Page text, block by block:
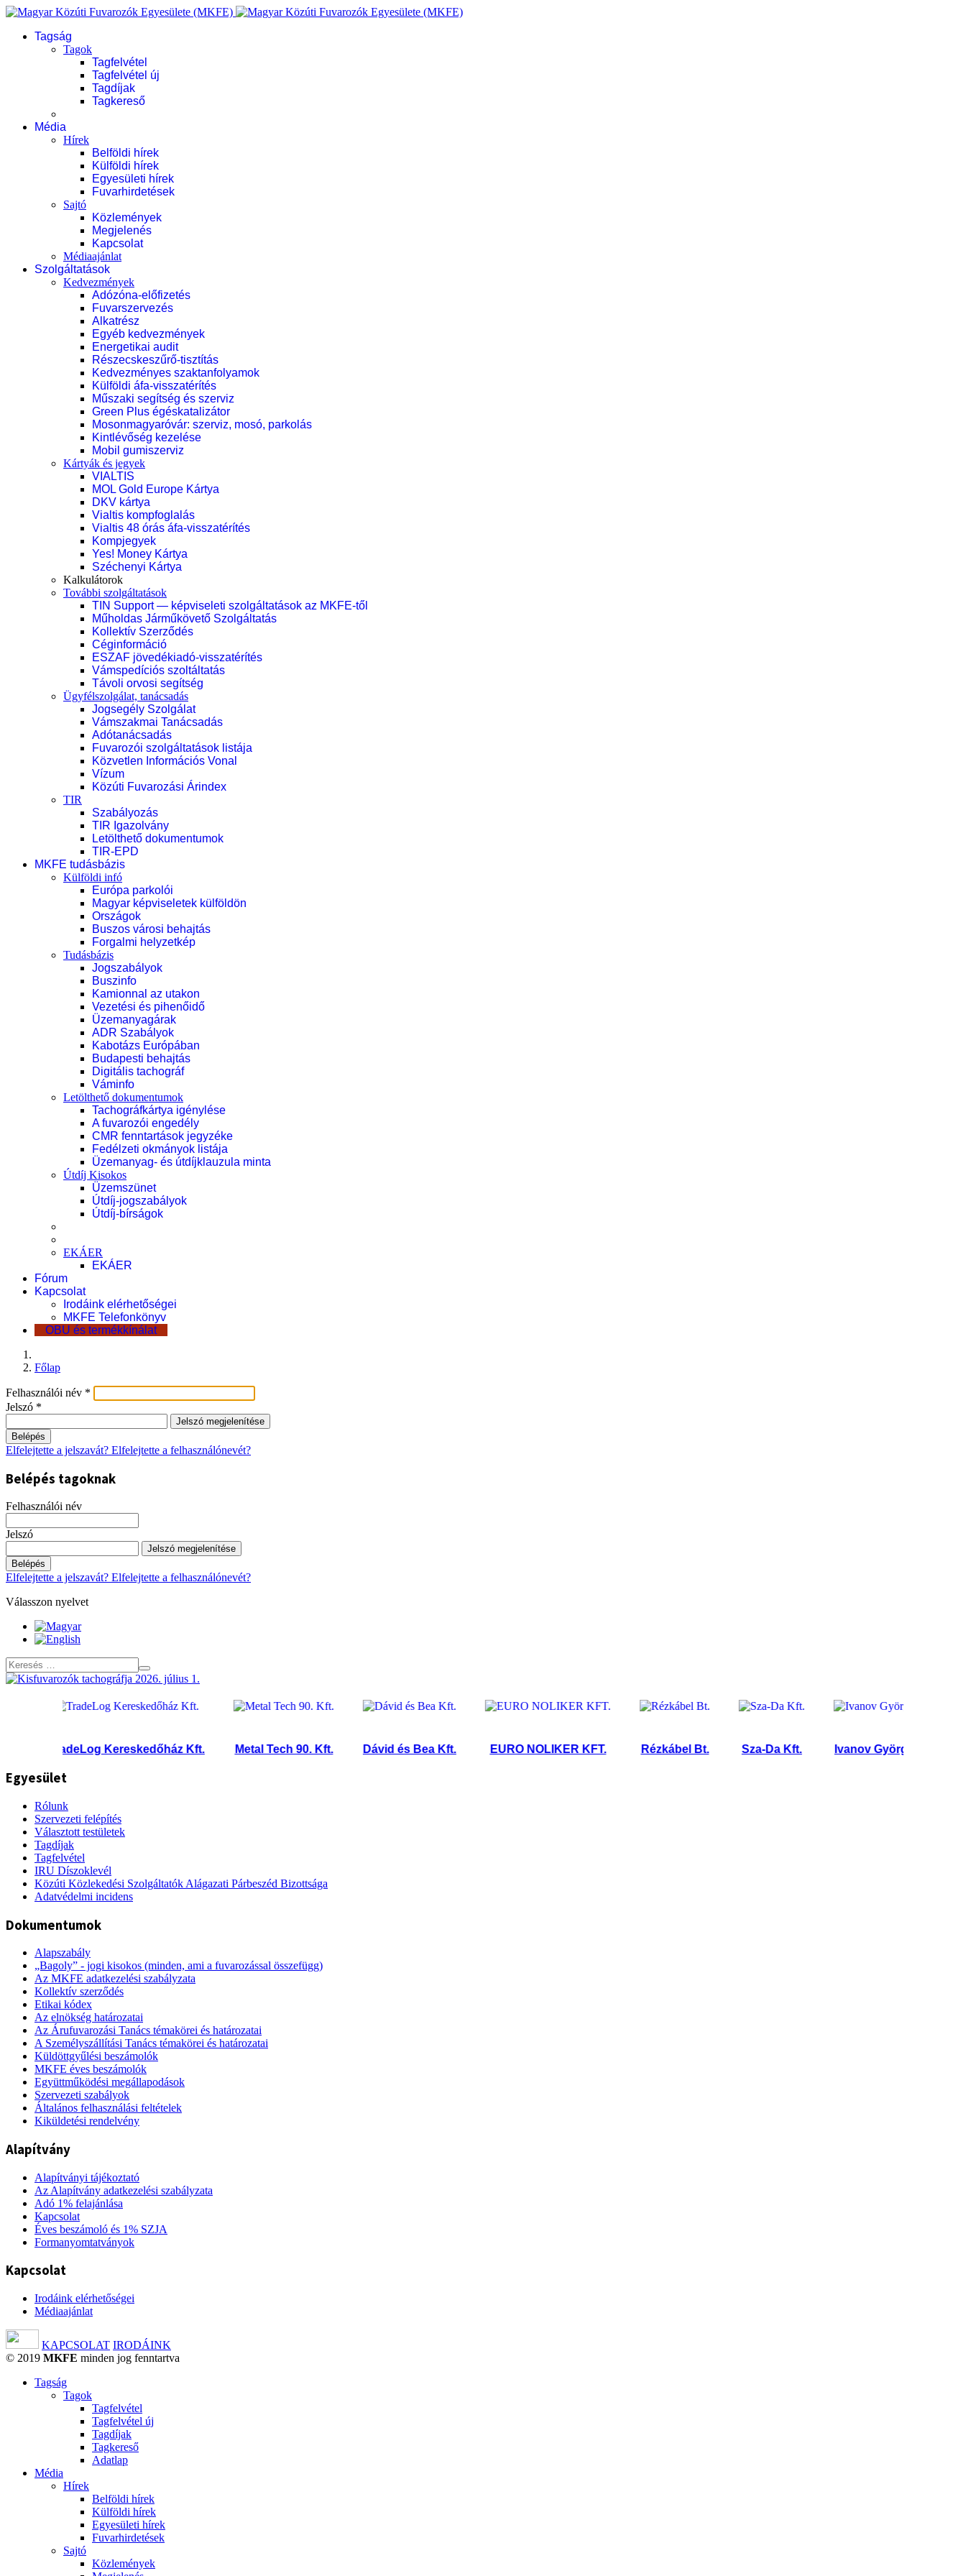
Tagság
Tagok
Tagfelvétel
Tagfelvétel új
Tagdíjak
Tagkereső
Média
Hírek
Belföldi hírek
Külföldi hírek
Egyesületi hírek
Fuvarhirdetések
Sajtó
Közlemények
Megjelenés
Kapcsolat
Médiaajánlat
Szolgáltatások
Kedvezmények
Adózóna-előfizetés
Fuvarszervezés
Alkatrész
Egyéb kedvezmények
Energetikai audit
Részecskeszűrő-tisztítás
Kedvezményes szaktanfolyamok
Külföldi áfa-visszatérítés
Műszaki segítség és szerviz
Green Plus égéskatalizátor
Mosonmagyaróvár: szerviz, mosó, parkolás
Kintlévőség kezelése
Mobil gumiszerviz
Kártyák és jegyek
VIALTIS
MOL Gold Europe Kártya
DKV kártya
Vialtis kompfoglalás
Vialtis 48 órás áfa-visszatérítés
Kompjegyek
Yes! Money Kártya
Széchenyi Kártya
Kalkulátorok
További szolgáltatások
TIN Support — képviseleti szolgáltatások az MKFE-től
Műholdas Járműkövető Szolgáltatás
Kollektív Szerződés
Céginformáció
ESZAF jövedékiadó-visszatérítés
Vámspedíciós szoltáltatás
Távoli orvosi segítség
Ügyfélszolgálat, tanácsadás
Jogsegély Szolgálat
Vámszakmai Tanácsadás
Adótanácsadás
Fuvarozói szolgáltatások listája
Közvetlen Információs Vonal
Vízum
Közúti Fuvarozási Árindex
TIR
Szabályozás
TIR Igazolvány
Letölthető dokumentumok
TIR-EPD
MKFE tudásbázis
Külföldi infó
Európa parkolói
Magyar képviseletek külföldön
Országok
Buszos városi behajtás
Forgalmi helyzetkép
Tudásbázis
Jogszabályok
Buszinfo
Kamionnal az utakon
Vezetési és pihenőidő
Üzemanyagárak
ADR Szabályok
Kabotázs Európában
Budapesti behajtás
Digitális tachográf
Váminfo
Letölthető dokumentumok
Tachográfkártya igénylése
A fuvarozói engedély
CMR fenntartások jegyzéke
Fedélzeti okmányok listája
Üzemanyag- és útdíjklauzula minta
Útdíj Kisokos
Üzemszünet
Útdíj-jogszabályok
Útdíj-bírságok
EKÁER
EKÁER
Fórum
Kapcsolat
Irodáink elérhetőségei
MKFE Telefonkönyv
OBU és termékkínálat
Főlap
Felhasználói név *
Jelszó *
Jelszó megjelenítése
Belépés
Elfelejtette a jelszavát? Elfelejtette a felhasználónevét?
Belépés tagoknak
Felhasználói név
Jelszó
Jelszó megjelenítése
Belépés
Elfelejtette a jelszavát? Elfelejtette a felhasználónevét?
Válasszon nyelvet
TradeLog Kereskedőház Kft. Metal Tech 90. Kft. Dávid és Bea Kft. EURO NOLIKER KFT. Rézkábel Bt. Sza-Da Kft. Ivanov György
Egyesület
Rólunk
Szervezeti felépítés
Választott testületek
Tagdíjak
Tagfelvétel
IRU Díszoklevél
Közúti Közlekedési Szolgáltatók Alágazati Párbeszéd Bizottsága
Adatvédelmi incidens
Dokumentumok
Alapszabály
„Bagoly” - jogi kisokos (minden, ami a fuvarozással összefügg)
Az MKFE adatkezelési szabályzata
Kollektív szerződés
Etikai kódex
Az elnökség határozatai
Az Árufuvarozási Tanács témakörei és határozatai
A Személyszállítási Tanács témakörei és határozatai
Küldöttgyűlési beszámolók
MKFE éves beszámolók
Együttműködési megállapodások
Szervezeti szabályok
Általános felhasználási feltételek
Kiküldetési rendelvény
Alapítvány
Alapítványi tájékoztató
Az Alapítvány adatkezelési szabályzata
Adó 1% felajánlása
Kapcsolat
Éves beszámoló és 1% SZJA
Formanyomtatványok
Kapcsolat
Irodáink elérhetőségei
Médiaajánlat
KAPCSOLAT IRODÁINK
© 2019 MKFE minden jog fenntartva
Tagság
Tagok
Tagfelvétel
Tagfelvétel új
Tagdíjak
Tagkereső
Adatlap
Média
Hírek
Belföldi hírek
Külföldi hírek
Egyesületi hírek
Fuvarhirdetések
Sajtó
Közlemények